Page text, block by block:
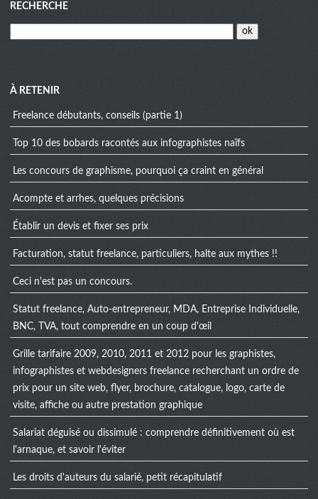
RECHERCHE
À RETENIR
Freelance débutants, conseils (partie 1)
Top 10 des bobards racontés aux infographistes naïfs
Les concours de graphisme, pourquoi ça craint en général
Acompte et arrhes, quelques précisions
Établir un devis et fixer ses prix
Facturation, statut freelance, particuliers, halte aux mythes !!
Ceci n'est pas un concours.
Statut freelance, Auto-entrepreneur, MDA, Entreprise Individuelle,
BNC, TVA, tout comprendre en un coup d'œil
Grille tarifaire 2009, 2010, 2011 et 2012 pour les graphistes,
infographistes et webdesigners freelance recherchant un ordre de
prix pour un site web, flyer, brochure, catalogue, logo, carte de
visite, affiche ou autre prestation graphique
Salariat déguisé ou dissimulé : comprendre définitivement où est
l'arnaque, et savoir l'éviter
Les droits d'auteurs du salarié, petit récapitulatif